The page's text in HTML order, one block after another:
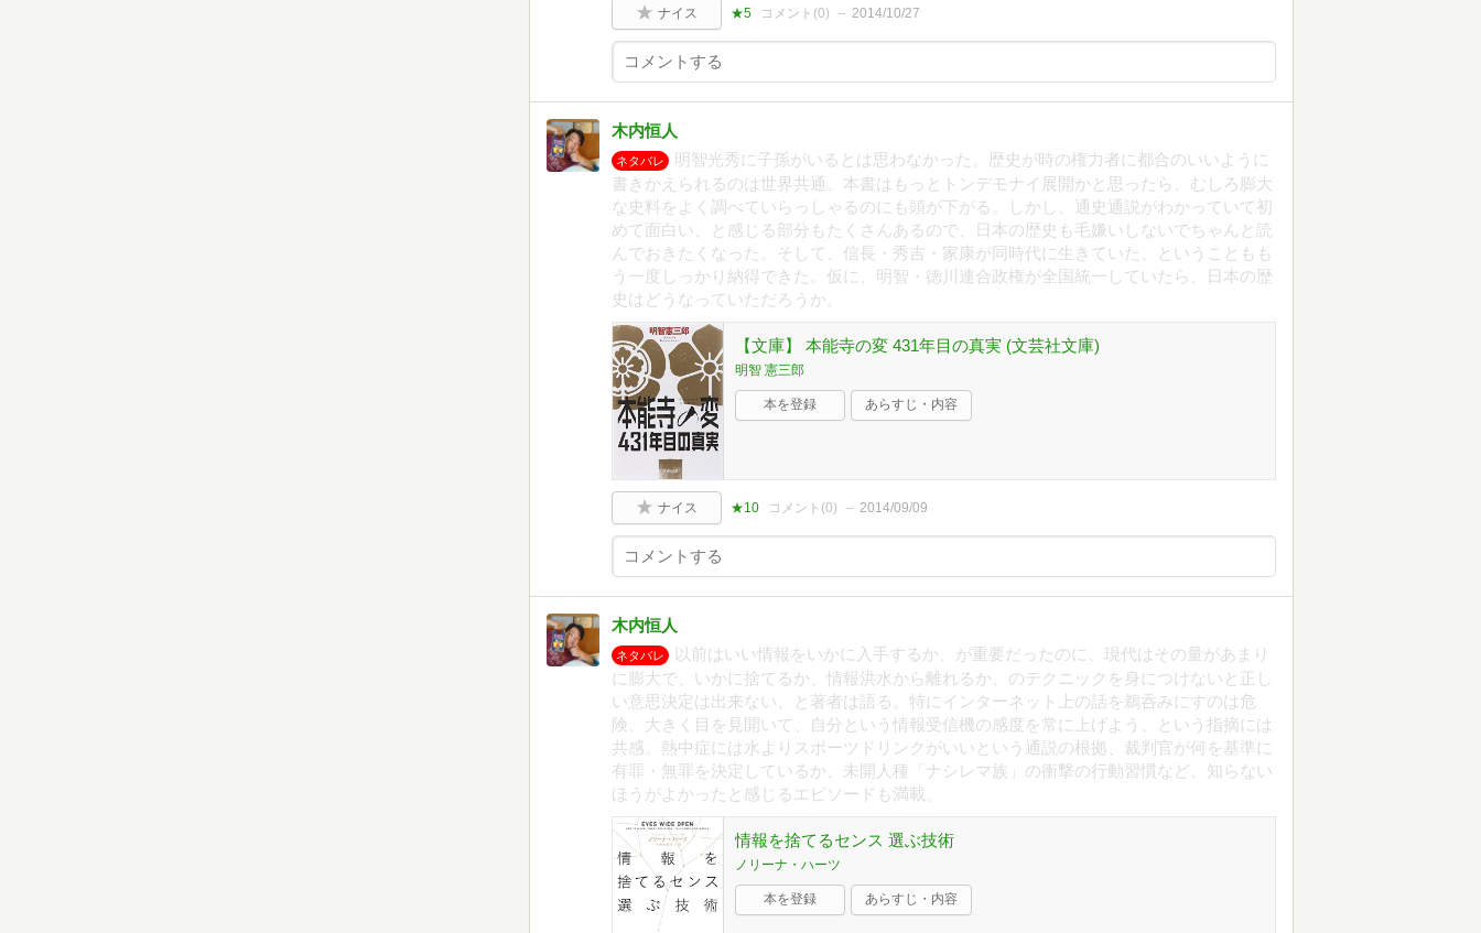
ナイス ★5 コメント(0) 2014/10/27
木内恒人
ネタバレ
明智光秀に子孫がいるとは思わなかった。歴史が時の権力者に都合のいいように
書きかえられるのは世界共通。本書はもっとトンデモナイ展開かと思ったら、むしろ膨大
な史料をよく調べていらっしゃるのにも頭が下がる。しかし、通史通説がわかっていて初
めて面白い、と感じる部分もたくさんあるので、日本の歴史も毛嫌いしないでちゃんと読
んでおきたくなった。そして、信長・秀吉・家康が同時代に生きていた、ということもも
う一度しっかり納得できた。仮に、明智・徳川連合政権が全国統一していたら、日本の歴
史はどうなっていただろうか。
【文庫】 本能寺の変 431年目の真実 (文芸社文庫)
明智 憲三郎
本を登録 あらすじ・内容
ナイス ★10 コメント(0) 2014/09/09
木内恒人
ネタバレ
以前はいい情報をいかに入手するか、が重要だったのに、現代はその量があまり
に膨大で、いかに捨てるか、情報洪水から離れるか、のテクニックを身につけないと正し
い意思決定は出来ない、と著者は語る。特にインターネット上の話を鵜呑みにすのは危
険、大きく目を見開いて、自分という情報受信機の感度を常に上げよう、という指摘には
共感。熱中症には水よりスポーツドリンクがいいという通説の根拠、裁判官が何を基準に
有罪・無罪を決定しているか、未開人種「ナシレマ族」の衝撃の行動習慣など、知らない
ほうがよかったと感じるエピソードも満載。
情報を捨てるセンス 選ぶ技術
ノリーナ・ハーツ
本を登録 あらすじ・内容